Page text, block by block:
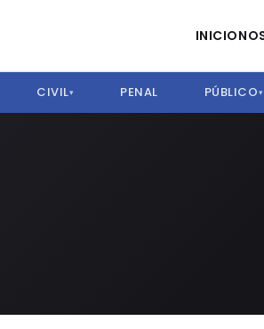
INICIO
CIVIL▾ PENAL PÚBLICO▾